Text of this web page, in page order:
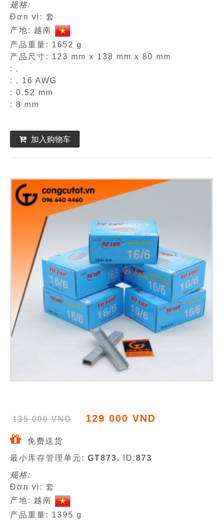
规格:
Đơn vị: 套
产地: 越南
产品重量: 1652 g
产品尺寸: 123 mm x 138 mm x 80 mm
: ,
: , 16 AWG
: 0.52 mm
: 8 mm
加入购物车
135 000 VND 129 000 VND
免费送货
最小库存管理单元: GT873, ID:873
规格:
Đơn vị: 套
产地: 越南
产品重量: 1395 g